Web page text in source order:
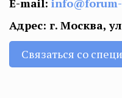
Адрес: г. Москва,
Связаться со